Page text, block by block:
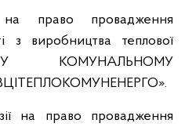
право провадження
з виробництва теплової
КОМУНАЛЬНОМУ
на право провадження